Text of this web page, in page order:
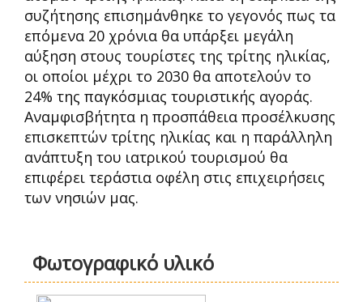
συζήτησης επισημάνθηκε το γεγονός πως τα
επόμενα 20 χρόνια θα υπάρξει μεγάλη
αύξηση στους τουρίστες της τρίτης ηλικίας,
οι οποίοι μέχρι το 2030 θα αποτελούν το
24% της παγκόσμιας τουριστικής αγοράς.
Αναμφισβήτητα η προσπάθεια προσέλκυσης
επισκεπτών τρίτης ηλικίας και η παράλληλη
ανάπτυξη του ιατρικού τουρισμού θα
επιφέρει τεράστια οφέλη στις επιχειρήσεις
των νησιών μας.
Φωτογραφικό υλικό